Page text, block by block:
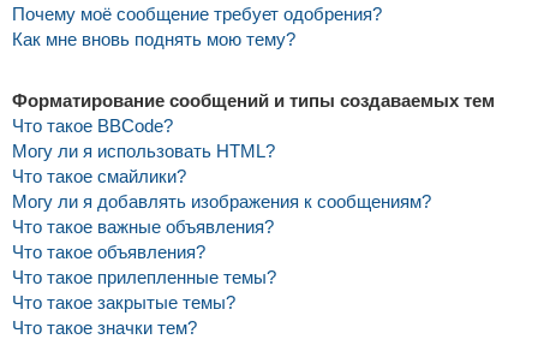
Почему моё сообщение требует одобрения?
Как мне вновь поднять мою тему?
Форматирование сообщений и типы создаваемых тем
Что такое BBCode?
Могу ли я использовать HTML?
Что такое смайлики?
Могу ли я добавлять изображения к сообщениям?
Что такое важные объявления?
Что такое объявления?
Что такое прилепленные темы?
Что такое закрытые темы?
Что такое значки тем?